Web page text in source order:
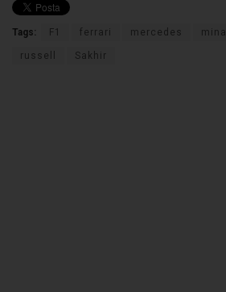
Tags: F1 ferrari mercedes
russell Sakhir